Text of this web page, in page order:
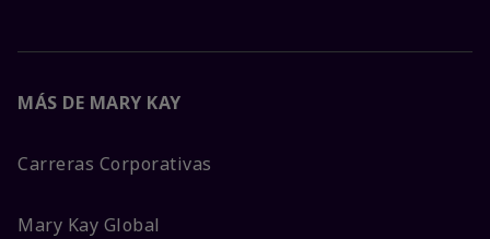
MÁS DE MARY KAY
Carreras Corporativas
Mary Kay Global